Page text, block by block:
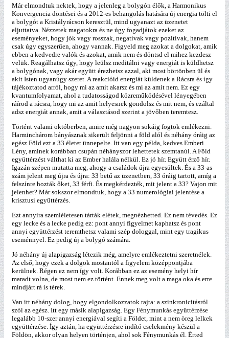
Már elmondtuk nektek, hogy a jelenleg a bolygón élők, a Harmonikus
Konvergencia döntései és a 2012-es behangolás hatására új energia tölti el
a bolygót a Kristályrácson keresztül, mind ugyanazt az üzenetet
eljuttatva. Nézzetek magatokra és ne úgy fogadjátok ezeket az
eseményeket, hogy jók vagy rosszak, negatívak vagy pozitívak, hanem
csak úgy egyszerűen, ahogy vannak. Figyeld meg azokat a dolgokat, amik
ebben a kedvedre valók és azokat, amik nem és döntsd el mihez kezdesz
velük. Reagálhatsz úgy, hogy leülsz meditálni vagy energiát is küldhetsz
a bolygónak, vagy akár együtt érezhetsz azzal, aki most börtönben ül és
akit Isten ugyanúgy szeret. A reakcióid energiát küldenek a Rácsra és így
tájékoztatod arról, hogy mi az amit akarsz és mi az amit nem. Ez egy
kvantumfolyamat, ahol a tudatosságod közreműködésével lényegében
ráírod a rácsra, hogy mi az amit helyesnek gondolsz és mit nem, és ezáltal
adsz energiát annak, amit a választásod szerint a jövőben teremtesz.
Történt valami októberben, amire még nagyon sokáig fogtok emlékezni.
Harminchárom bányásznak sikerült feljönni a föld alól és néhány óráig az
egész Föld ezt a 33 életet ünnepelte. Itt van egy példa, kedves Emberi
Lény, aminek korábban csupán néhányszor lehettetek szemtanúi. A Föld
együttérzést válthat ki az Ember halála nélkül. Ez jó hír. Együtt érző hír.
Igazán szépen mutatta meg, ahogy a családok újra egyesültek. És a 33-as
szám jelent meg újra és újra: 33 betű az üzenetben, 33 óráig tartott, amíg a
felszínre hozták őket, 33 férfi. És megkérdezték, mit jelent a 33? Vajon mit
jelenhet? Már sokszor elmondtuk, hogy a 33 numerológiai jelentése a
krisztusi együttérzés.
Ezt annyira szemléletesen tárták elétek, megnézhetted. Ez nem tévedés. Ez
egy lecke és a lecke pedig ez: pont annyi figyelmet kaphatsz és pont
annyi együttérzést teremthetsz valami szép dologgal, mint egy tragikus
eseménnyel. Ez pedig új a bolygó számára.
Jó néhány új alapigazság létezik még, amelyre emlékeztetni szeretnélek.
Az első, hogy ezek a dolgok mostantól a figyelem középpontjába
kerülnek. Régen ez nem így volt. Korábban ez az esemény helyi hír
maradt volna, de most nem ez történt. Ennek meg volt a maga oka és erre
mindjárt rá is térek.
Van itt néhány dolog, hogy elgondolkozzatok rajta: a szinkronicitásról
szól az egész. Itt egy másik alapigazság. Egy Fénymunkás együttérzése
legalább 10-szer annyi energiával segíti a Földet, mint a nem öreg lelkek
együttérzése. Így aztán, ha együttérzésre indító cselekmény készül a
Földön, akkor olyan helyen történjen, ahol sok Fénymunkás él. Érted